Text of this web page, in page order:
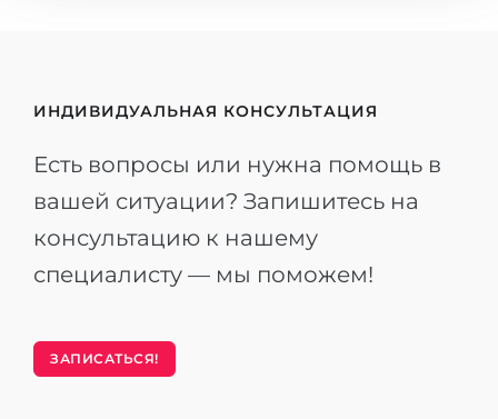
ИНДИВИДУАЛЬНАЯ КОНСУЛЬТАЦИЯ
Есть вопросы или нужна помощь в
вашей ситуации? Запишитесь на
консультацию к нашему
специалисту — мы поможем!
ЗАПИСАТЬСЯ!